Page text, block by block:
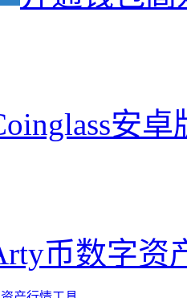
安
币数字资